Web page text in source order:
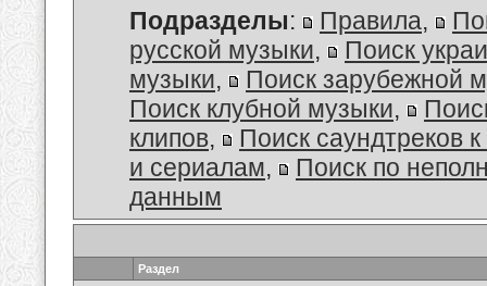
Подразделы: Правила,
русской музыки,
Поиск
музыки,
Поиск зарубежной
Поиск клубной музыки,
клипов,
Поиск саундтреков
и сериалам,
Поиск по
данным
Раздел